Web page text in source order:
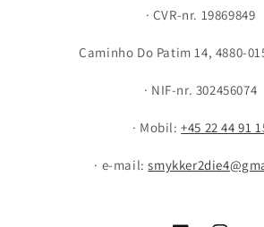
· CVR-nr. 19869849
Caminho Do Patim 14, 4880-
· NIF-nr. 302456074
· Mobil:+45 22 44 91
· e-mail: